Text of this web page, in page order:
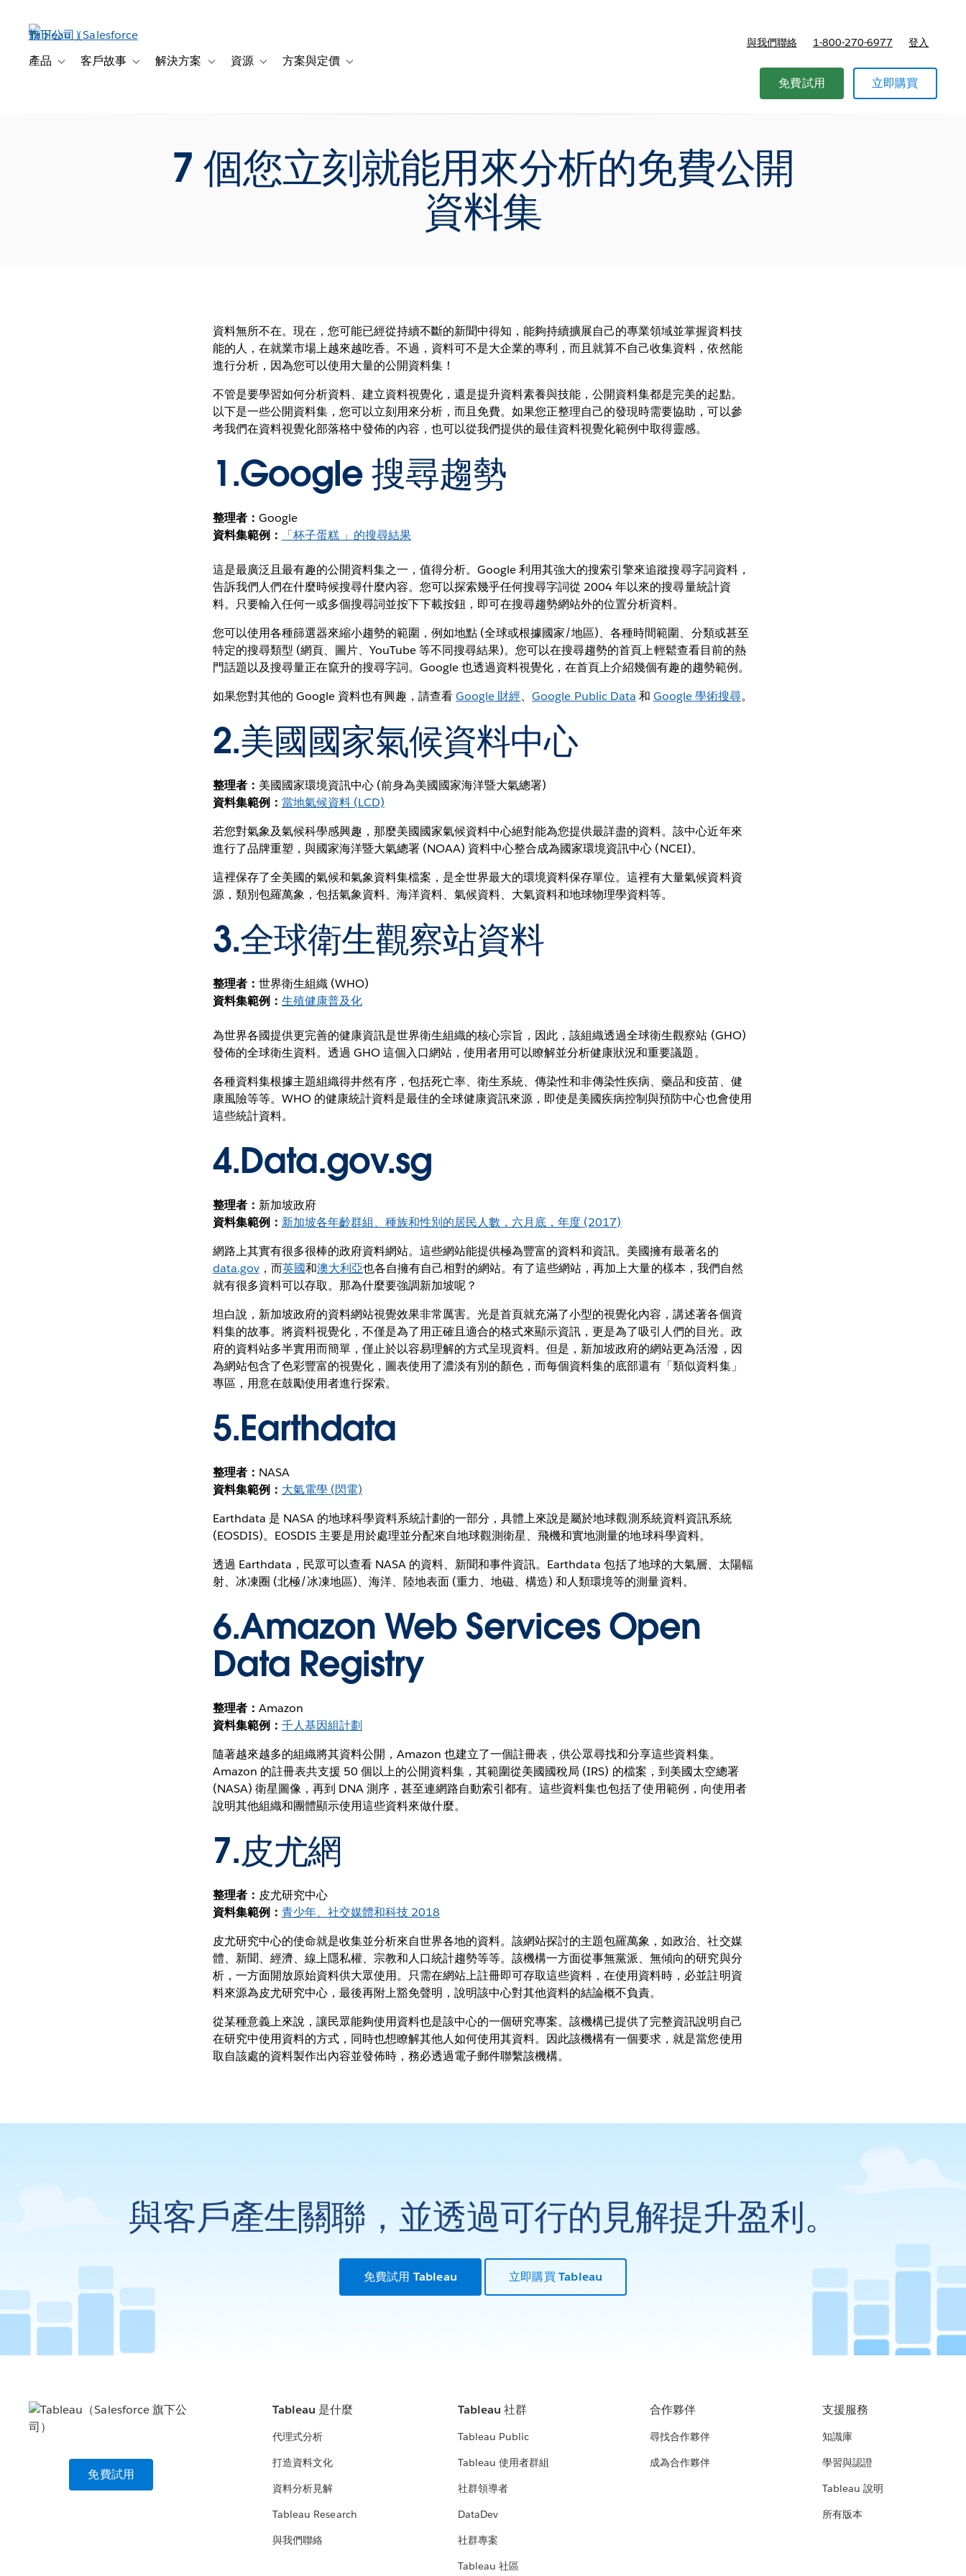
產品 Toggle sub-navigation for 產品
客戶故事 Toggle sub-navigation for 客戶故事
解決方案 Toggle sub-navigation for 解決方案
資源 Toggle sub-navigation for 資源
方案與定價 Toggle sub-navigation for 方案與定價
與我們聯絡 1-800-270-6977 登入
免費試用 立即購買
7 個您立刻就能用來分析的免費公開
資料集
資料無所不在。現在，您可能已經從持續不斷的新聞中得知，能夠持續擴展自己的專業領域並掌握資料技
能的人，在就業市場上越來越吃香。不過，資料可不是大企業的專利，而且就算不自己收集資料，依然能
進行分析，因為您可以使用大量的公開資料集！
不管是要學習如何分析資料、建立資料視覺化，還是提升資料素養與技能，公開資料集都是完美的起點。
以下是一些公開資料集，您可以立刻用來分析，而且免費。如果您正整理自己的發現時需要協助，可以參
考我們在資料視覺化部落格中發佈的內容，也可以從我們提供的最佳資料視覺化範例中取得靈感。
1.Google 搜尋趨勢
整理者： Google
資料集範例：
「杯子蛋糕 」的搜尋結果
這是最廣泛且最有趣的公開資料集之一，值得分析。Google 利用其強大的搜索引擎來追蹤搜尋字詞資料，
告訴我們人們在什麼時候搜尋什麼內容。您可以探索幾乎任何搜尋字詞從 2004 年以來的搜尋量統計資
料。只要輸入任何一或多個搜尋詞並按下下載按鈕，即可在搜尋趨勢網站外的位置分析資料。
您可以使用各種篩選器來縮小趨勢的範圍，例如地點 (全球或根據國家/地區)、各種時間範圍、分類或甚至
特定的搜尋類型 (網頁、圖片、YouTube 等不同搜尋結果)。您可以在搜尋趨勢的首頁上輕鬆查看目前的熱
門話題以及搜尋量正在竄升的搜尋字詞。Google 也透過資料視覺化，在首頁上介紹幾個有趣的趨勢範例。
如果您對其他的 Google 資料也有興趣，請查看Google 財經、Google Public Data 和 Google 學術搜尋。
2.美國國家氣候資料中心
整理者： 美國國家環境資訊中心 (前身為美國國家海洋暨大氣總署)
資料集範例： 當地氣候資料 (LCD)
若您對氣象及氣候科學感興趣，那麼美國國家氣候資料中心絕對能為您提供最詳盡的資料。該中心近年來
進行了品牌重塑，與國家海洋暨大氣總署 (NOAA) 資料中心整合成為國家環境資訊中心 (NCEI)。
這裡保存了全美國的氣候和氣象資料集檔案，是全世界最大的環境資料保存單位。這裡有大量氣候資料資
源，類別包羅萬象，包括氣象資料、海洋資料、氣候資料、大氣資料和地球物理學資料等。
3.全球衛生觀察站資料
整理者： 世界衛生組織 (WHO)
資料集範例： 生殖健康普及化
為世界各國提供更完善的健康資訊是世界衛生組織的核心宗旨，因此，該組織透過全球衛生觀察站 (GHO)
發佈的全球衛生資料。透過 GHO 這個入口網站，使用者用可以瞭解並分析健康狀況和重要議題。
各種資料集根據主題組織得井然有序，包括死亡率、衛生系統、傳染性和非傳染性疾病、藥品和疫苗、健
康風險等等。WHO 的健康統計資料是最佳的全球健康資訊來源，即使是美國疾病控制與預防中心也會使用
這些統計資料。
4.Data.gov.sg
整理者： 新加坡政府
資料集範例： 新加坡各年齡群組、種族和性別的居民人數，六月底，年度 (2017)
網路上其實有很多很棒的政府資料網站。這些網站能提供極為豐富的資料和資訊。美國擁有最著名的
data.gov，而英國和澳大利亞也各自擁有自己相對的網站。有了這些網站，再加上大量的樣本，我們自然
就有很多資料可以存取。那為什麼要強調新加坡呢？
坦白說，新加坡政府的資料網站視覺效果非常厲害。光是首頁就充滿了小型的視覺化內容，講述著各個資
料集的故事。將資料視覺化，不僅是為了用正確且適合的格式來顯示資訊，更是為了吸引人們的目光。政
府的資料站多半實用而簡單，僅止於以容易理解的方式呈現資料。但是，新加坡政府的網站更為活潑，因
為網站包含了色彩豐富的視覺化，圖表使用了濃淡有別的顏色，而每個資料集的底部還有「類似資料集」
專區，用意在鼓勵使用者進行探索。
5.Earthdata
整理者： NASA
資料集範例： 大氣電學 (閃電)
Earthdata 是 NASA 的地球科學資料系統計劃的一部分，具體上來說是屬於地球觀測系統資料資訊系統
(EOSDIS)。EOSDIS 主要是用於處理並分配來自地球觀測衛星、飛機和實地測量的地球科學資料。
透過 Earthdata，民眾可以查看 NASA 的資料、新聞和事件資訊。Earthdata 包括了地球的大氣層、太陽輻
射、冰凍圈 (北極/冰凍地區)、海洋、陸地表面 (重力、地磁、構造) 和人類環境等的測量資料。
6.Amazon Web Services Open
Data Registry
整理者： Amazon
資料集範例： 千人基因組計劃
隨著越來越多的組織將其資料公開，Amazon 也建立了一個註冊表，供公眾尋找和分享這些資料集。
Amazon 的註冊表共支援 50 個以上的公開資料集，其範圍從美國國稅局 (IRS) 的檔案，到美國太空總署
(NASA) 衛星圖像，再到 DNA 測序，甚至連網路自動索引都有。這些資料集也包括了使用範例，向使用者
說明其他組織和團體顯示使用這些資料來做什麼。
7.皮尤網
整理者： 皮尤研究中心
資料集範例： 青少年、社交媒體和科技 2018
皮尤研究中心的使命就是收集並分析來自世界各地的資料。該網站探討的主題包羅萬象，如政治、社交媒
體、新聞、經濟、線上隱私權、宗教和人口統計趨勢等等。該機構一方面從事無黨派、無傾向的研究與分
析，一方面開放原始資料供大眾使用。只需在網站上註冊即可存取這些資料，在使用資料時，必並註明資
料來源為皮尤研究中心，最後再附上豁免聲明，說明該中心對其他資料的結論概不負責。
從某種意義上來說，讓民眾能夠使用資料也是該中心的一個研究專案。該機構已提供了完整資訊說明自己
在研究中使用資料的方式，同時也想瞭解其他人如何使用其資料。因此該機構有一個要求，就是當您使用
取自該處的資料製作出內容並發佈時，務必透過電子郵件聯繫該機構。
與客戶產生關聯，並透過可行的見解提升盈利。
免費試用 Tableau 立即購買 Tableau
免費試用
Tableau 是什麼
代理式分析
打造資料文化
資料分析見解
Tableau Research
與我們聯絡
Tableau 社群
Tableau Public
Tableau 使用者群組
社群領導者
DataDev
社群專案
Tableau 社區
合作夥伴
尋找合作夥伴
成為合作夥伴
支援服務
知識庫
學習與認證
Tableau 說明
所有版本